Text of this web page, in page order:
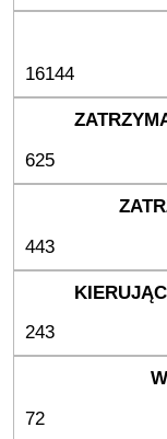
16144
625
443
243
72